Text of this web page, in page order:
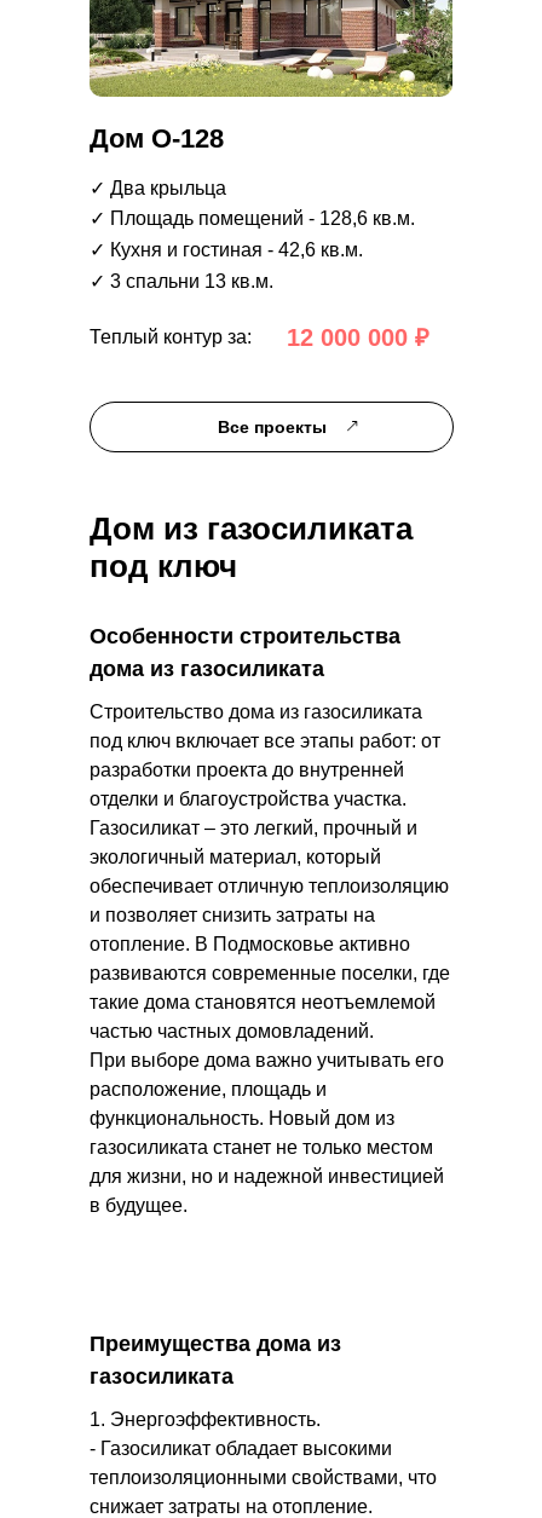
Теплый контур за:
✓ 3 спальни 13 кв.м.
✓ Кухня и гостиная - 42,6 кв.м.
✓ Площадь помещений - 128,6 кв.м.
✓ Два крыльца
12 000 000 ₽
Дом О-128
Все проекты
Дом из газосиликата
под ключ
Преимущества дома из
газосиликата
1. Энергоэффективность.
- Газосиликат обладает высокими
теплоизоляционными свойствами, что
снижает затраты на отопление.
Строительство дома из газосиликата
под ключ включает все этапы работ: от
разработки проекта до внутренней
отделки и благоустройства участка.
Газосиликат – это легкий, прочный и
экологичный материал, который
обеспечивает отличную теплоизоляцию
и позволяет снизить затраты на
отопление. В Подмосковье активно
развиваются современные поселки, где
такие дома становятся неотъемлемой
частью частных домовладений.
При выборе дома важно учитывать его
расположение, площадь и
функциональность. Новый дом из
газосиликата станет не только местом
для жизни, но и надежной инвестицией
в будущее.
Особенности строительства
дома из газосиликата